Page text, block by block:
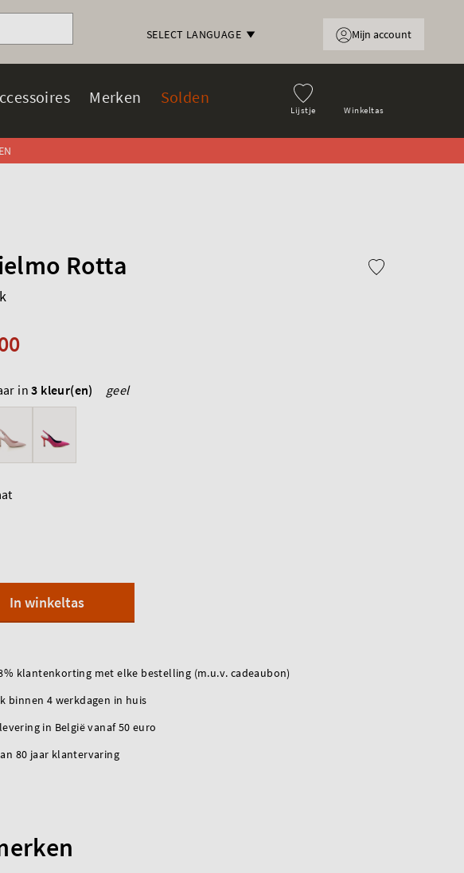
SELECT LANGUAGE
Lijstje Winkeltas
Merken Solden
Mijn account
Rotta
in3 kleur(en) geel
In winkeltas
klantenkorting met elke bestelling (m.u.v. cadeaubon)
binnen 4 werkdagen in huis
in België vanaf 50 euro
80 jaar klantervaring